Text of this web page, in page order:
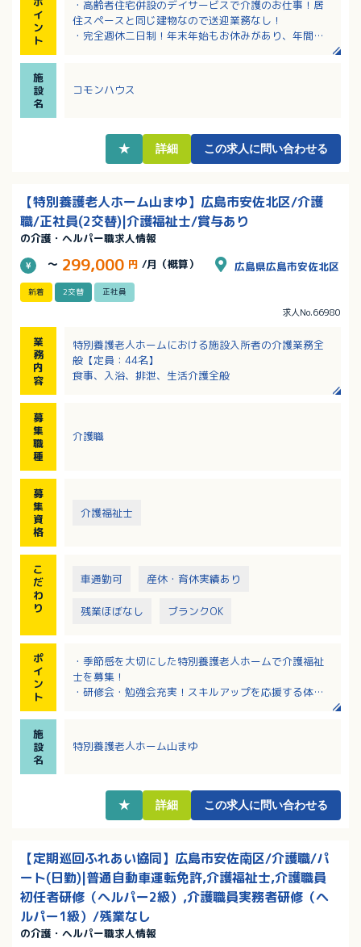
イ
ン
ト
・高齢者住宅併設のデイサービスで介護のお仕事！居
住スペースと同じ建物なので送迎業務なし！
・完全週休二日制！年末年始もお休みがあり、年間休
・資格や経験は不問！社内研修が充実しており、スキ
ので安心して始められます！
施
設
名
コモンハウス
★ 詳細 この求人に問い合わせる
【特別養護老人ホーム山まゆ】広島市安佐北区/介護
職/正社員(2交替)|介護福祉士/賞与あり
の介護・ヘルパー職求人情報
～ 299,000 円 /月（概算） 広島県広島市安佐北区
新着 2交替 正社員
求人No.66980
業
務
内
容
特別養護老人ホームにおける施設入所者の介護業務全
般【定員：44名】
食事、入浴、排泄、生活介護全般
募
集
職
種
介護職
募
集
資
格
介護福祉士
こ
だ
わ
り
車通勤可 産休・育休実績あり
残業ほぼなし ブランクOK
ポ
イ
ン
ト
・季節感を大切にした特別養護老人ホームで介護福祉
士を募集！
・研修会・勉強会充実！スキルアップを応援する体制
25万円以上！
・資格取得により処遇改善手当アップの可能性あり！
施
設
名
特別養護老人ホーム山まゆ
★ 詳細 この求人に問い合わせる
【定期巡回ふれあい協同】広島市安佐南区/介護職/パ
ート(日勤)|普通自動車運転免許,介護福祉士,介護職員
初任者研修（ヘルパー2級）,介護職員実務者研修（ヘ
ルパー1級）/残業なし
の介護・ヘルパー職求人情報